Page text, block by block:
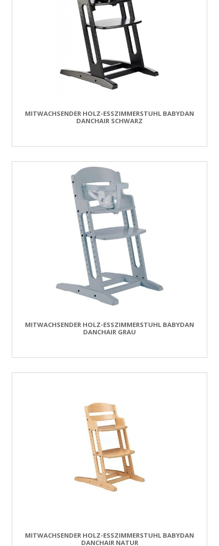
MITWACHSENDER HOLZ-ESSZIMMERSTUHL BABYDAN
DANCHAIR SCHWARZ
MITWACHSENDER HOLZ-ESSZIMMERSTUHL BABYDAN
DANCHAIR GRAU
MITWACHSENDER HOLZ-ESSZIMMERSTUHL BABYDAN
DANCHAIR NATUR